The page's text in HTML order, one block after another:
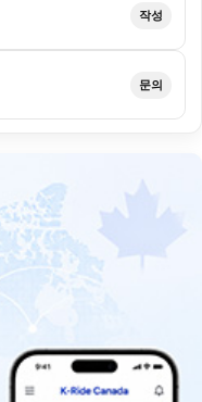
작성
문의